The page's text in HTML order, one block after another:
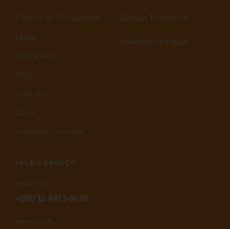
Política de Privacidade
Início
Sobre Nós
Blog
Contato
Case
Trabalhe Conosco
Gestão Tributária
Compliance Fiscal
FALE CONOSCO
TELEFONE:
+(55) 11 4617-8070
WHATSAPP: